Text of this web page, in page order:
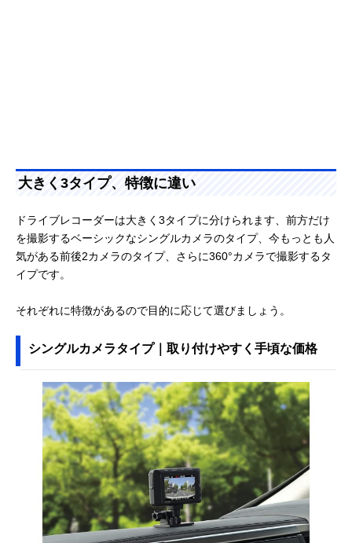
大きく3タイプ、特徴に違い
ドライブレコーダーは大きく3タイプに分けられます、前方だけ
を撮影するベーシックなシングルカメラのタイプ、今もっとも人
気がある前後2カメラのタイプ、さらに360°カメラで撮影するタ
イプです。
それぞれに特徴があるので目的に応じて選びましょう。
シングルカメラタイプ｜取り付けやすく手頃な価格